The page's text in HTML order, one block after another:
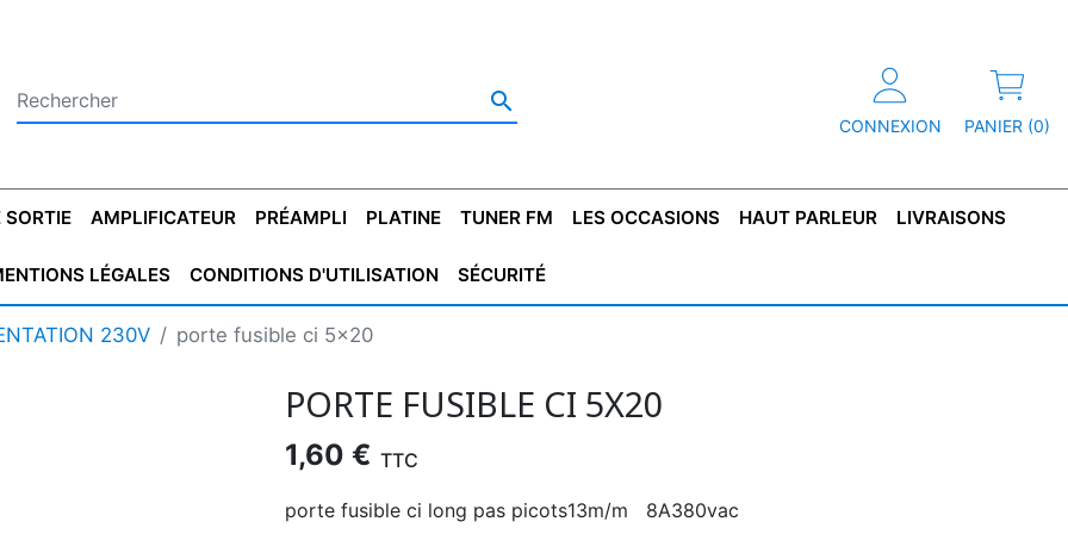

CONNEXION PANIER (0)
CONDENSATEUR
STYROFLEX
CONDENSATEUR
TRANSFO DE SORTIE
POUR GUITARE
TRANSFO LINE
AMPLIFICATEUR PRÉAMPLI PLATINE TUNER FM LES OCCASIONS
PLATINES VINYLES MAGNÉTOPHONE TUNER
HAUT PARLEUR LIVRAISONS
LÉGALES CONDITIONS D'UTILISATION SÉCURITÉ
230V porte fusible ci 5x20
PORTE FUSIBLE CI 5X20
1,60 € TTC
porte fusible ci long pas picots13m/m 8A380vac